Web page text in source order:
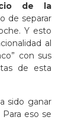
de la
de separar
Y esto
al
con sus
de esta
sido ganar
eso se